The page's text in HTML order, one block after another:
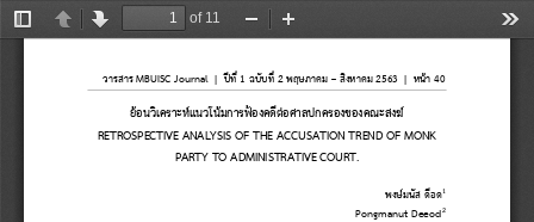
TogglePreviousNext
of 11
Zoom
วารสาร MBUISC Journal  | ปีที่ 1 ฉบับที่ 2 พฤษภาคม – สิงหาคม 2563  | หน้า 40
ย้อนวิเคราะห์แนวโน้มการฟ้องคดีต่อศาลปกครองของคณะสงฆ์
RETROSPECTIVE ANALYSIS OF THE ACCUSATION TREND OF MONK
PARTY TO ADMINISTRATIVE COURT.
พงษ์มนัส ดีอด1
Pongmanut Deeod2